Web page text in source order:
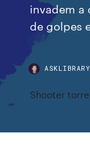
invadem
de golpes
Shooter